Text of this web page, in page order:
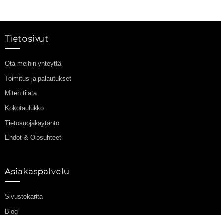
Tietosivut
Ota meihin yhteyttä
Toimitus ja palautukset
Miten tilata
Kokotaulukko
Tietosuojakäytäntö
Ehdot & Olosuhteet
Asiakaspalvelu
Sivustokartta
Blog